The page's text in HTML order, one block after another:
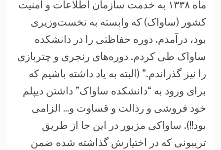
ماه ۱۳۳۸ به خدمت سازمان اطلاعات و امنیت
کشور (ساواک) که وابسته به نخست‌وزیری
بود، درآمدم. دوره حفاظتی را در دانشکده
ساواک طی کردم. دوره‌های رنجری و چتربازی
را نیز گذراندم.” (البته به یاد داشته باشیم که
برای ورود به “دانشکده ساواک” داشتن دیپلم
خود فروشی و رذالت و قساوت و… الزامی
بود!!). ساواکی مزبور در این جا از طریق
تریبونی که در اختیارش گذاشته شده ضمن